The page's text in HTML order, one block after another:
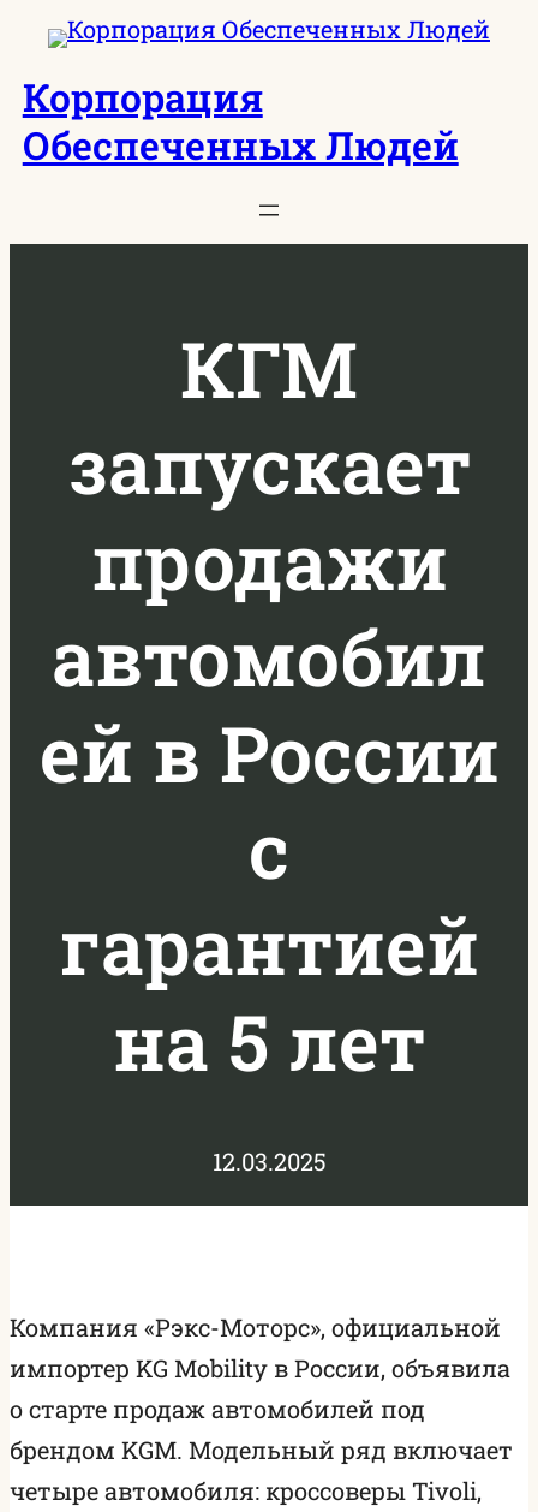
Перейти
содержимому
Корпорация
Обеспеченных Людей
КГМ
запускает
продажи
автомобил
ей в России
с
гарантией
на 5 лет
12.03.2025
Компания «Рэкс-Моторс», официальной
импортер KG Mobility в России, объявила
о старте продаж автомобилей под
брендом KGM. Модельный ряд включает
четыре автомобиля: кроссоверы Tivoli,